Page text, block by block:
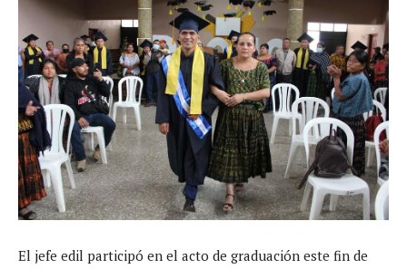
El jefe edil participó en el acto de graduación este fin de